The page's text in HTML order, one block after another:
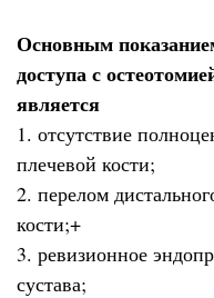
Основным
доступа с
является
1. отсутствие
плечевой кости;
2. перелом
кости;+
3. ревизионное
сустава;